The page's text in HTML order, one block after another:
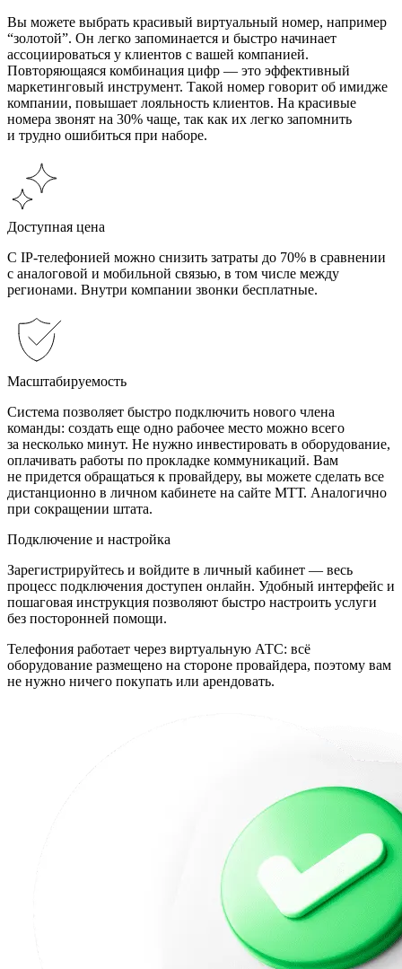
Вы можете выбрать красивый виртуальный номер, например
“золотой”. Он легко запоминается и быстро начинает
ассоциироваться у клиентов с вашей компанией.
Повторяющаяся комбинация цифр — это эффективный
маркетинговый инструмент. Такой номер говорит об имидже
компании, повышает лояльность клиентов. На красивые
номера звонят на 30% чаще, так как их легко запомнить
и трудно ошибиться при наборе.
Доступная цена
С IP-телефонией можно снизить затраты до 70% в сравнении
с аналоговой и мобильной связью, в том числе между
регионами. Внутри компании звонки бесплатные.
Масштабируемость
Система позволяет быстро подключить нового члена
команды: создать еще одно рабочее место можно всего
за несколько минут. Не нужно инвестировать в оборудование,
оплачивать работы по прокладке коммуникаций. Вам
не придется обращаться к провайдеру, вы можете сделать все
дистанционно в личном кабинете на сайте МТТ. Аналогично
при сокращении штата.
Подключение и настройка
Зарегистрируйтесь и войдите в личный кабинет — весь
процесс подключения доступен онлайн. Удобный интерфейс и
пошаговая инструкция позволяют быстро настроить услуги
без посторонней помощи.
Телефония работает через виртуальную АТС: всё
оборудование размещено на стороне провайдера, поэтому вам
не нужно ничего покупать или арендовать.